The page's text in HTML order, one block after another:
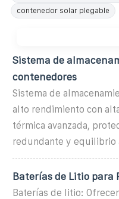
contenedor solar plegable
Sistema de
contenedores
Sistema de
alto rendimiento con
térmica avanzada,
redundante y equilibrio
Baterías de Litio para
Baterías de litio: